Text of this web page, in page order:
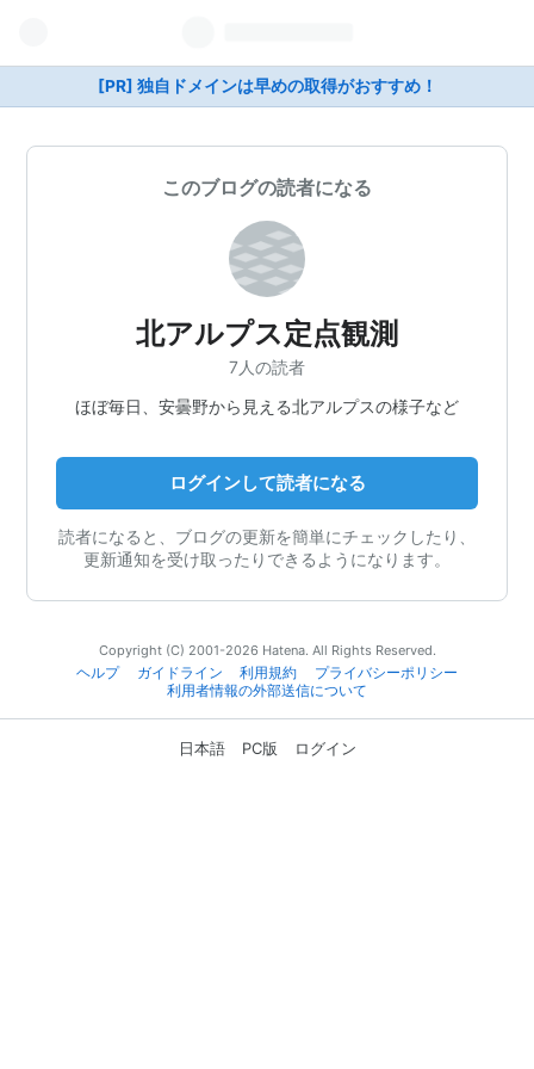
[PR] 独自ドメインは早めの取得がおすすめ！
このブログの読者になる
北アルプス定点観測
7人の読者
ほぼ毎日、安曇野から見える北アルプスの様子など
ログインして読者になる
読者になると、ブログの更新を簡単にチェックしたり、
更新通知を受け取ったりできるようになります。
Copyright (C) 2001-2026 Hatena. All Rights Reserved.
ヘルプ
ガイドライン 利用規約
プライバシーポリシー
利用者情報の外部送信について
日本語 PC版 ログイン